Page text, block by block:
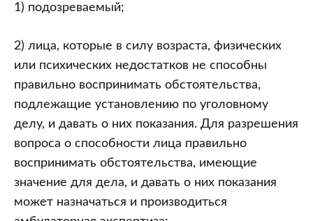
кодексу
Беларусь.
Часть
I.
Общие
положения.
Раздел
II.
Государственные
органы
1) подозреваемый;
2) лица, которые в силу возраста, физических
или психических недостатков не способны
правильно воспринимать обстоятельства,
подлежащие установлению по уголовному
делу, и давать о них показания. Для разрешения
вопроса о способности лица правильно
воспринимать обстоятельства, имеющие
значение для дела, и давать о них показания
может назначаться и производиться